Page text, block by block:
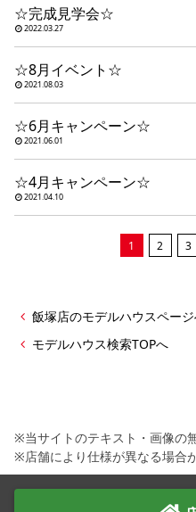
☆完成見学会☆
2022.03.27
☆8月イベント☆
2021.08.03
☆6月キャンペーン☆
2021.06.01
☆4月キャンペーン☆
2021.04.10
1 2 3
飯塚店のモデルハウスペー
モデルハウス検索TOPへ
※当サイトのテキスト・画像の
※店舗により仕様が異なる場合